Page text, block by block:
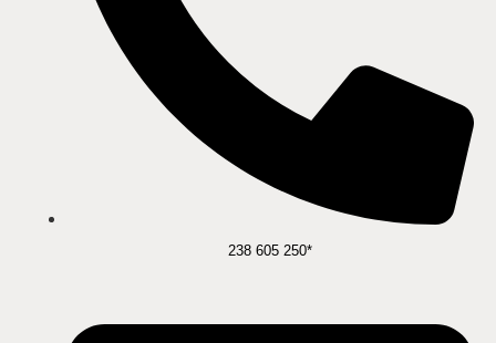
238 605 250*